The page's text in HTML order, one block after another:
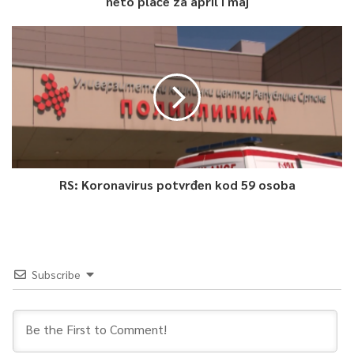
individuu, osobnost. Na ta pitanja odgovore treba da da ova
dijagnostika i opservacija. Instrument procjene smo izradili u tu
svrhu, za potrebe i tužilaštva i suda i policije ali svakako i nas u
socijalnom sektoru“, istakao je Samir Suljagić Direktor JU
“Kantonalni centar za socijalni rad”
Važna karika u procesu pomoći mladim osobama je sudija za
maloljetnike. Uloga sudije u krivičnom postupku iscrpljuje se na
ulogu kasnije u izvršenju krivične sankcije a koje se opet ogleda
se prilagođava situaciji maloljetnika, njegovom napretku
RS: Koronavirus potvrđen kod 59 osoba
Subscribe